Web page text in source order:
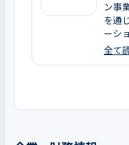
ン事
を通
ーシ
全て